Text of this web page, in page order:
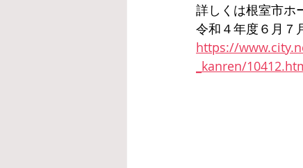
詳しくは根室市ホ
令和４年度６月７
https://
_kanren/